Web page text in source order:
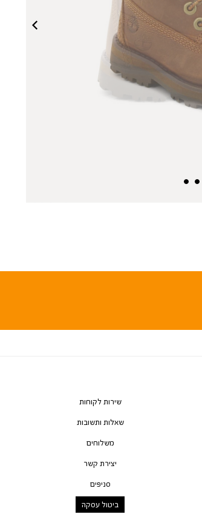
שירות לקוחות
שאלות ותשובות
משלוחים
יצירת קשר
סניפים
ביטול עסקה